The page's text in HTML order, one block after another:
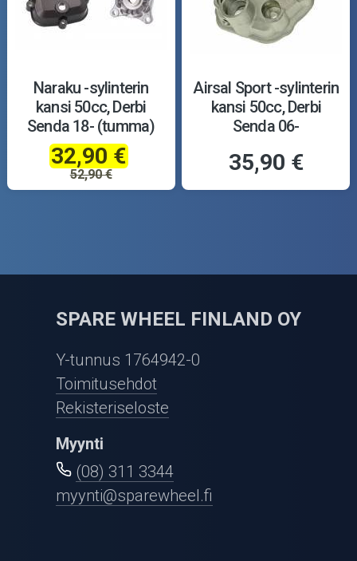
Naraku -sylinterin
kansi 50cc, Derbi
Senda 18- (tumma)
32,90 €
52,90 €
Airsal Sport -sylinterin
kansi 50cc, Derbi
Senda 06-
35,90 €
SPARE WHEEL FINLAND OY
Y-tunnus 1764942-0
Toimitusehdot
Rekisteriseloste
Myynti
(08) 311 3344
myynti@sparewheel.fi